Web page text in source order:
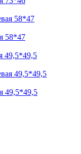
58*47
58*47
49,5*49,5
49,5*49,5
49,5*49,5